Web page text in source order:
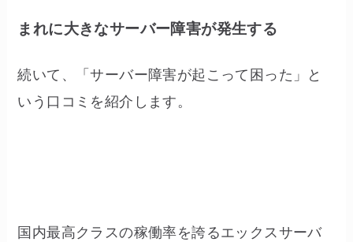
まれに大きなサーバー障害が発生する
続いて、「サーバー障害が起こって困った」と
いう口コミを紹介します。
国内最高クラスの稼働率を誇るエックスサーバ